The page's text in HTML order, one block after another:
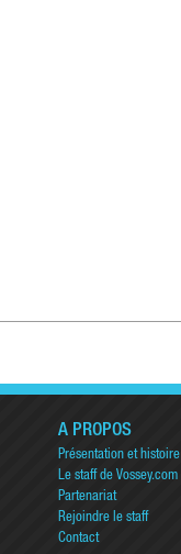
A PROPOS
Présentation et histoire
Le staff de Vossey.com
Partenariat
Rejoindre le staff
Contact